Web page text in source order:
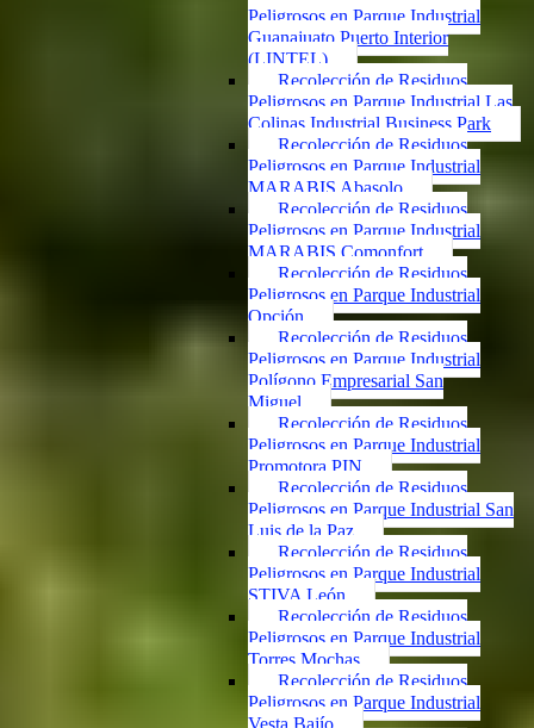
Peligrosos en Parque Industrial
Guanajuato Puerto Interior
(LINTEL)
Recolección de Residuos
Peligrosos en Parque Industrial Las
Colinas Industrial Business Park
Recolección de Residuos
Peligrosos en Parque Industrial
MARABIS Abasolo
Recolección de Residuos
Peligrosos en Parque Industrial
MARABIS Comonfort
Recolección de Residuos
Peligrosos en Parque Industrial
Opción
Recolección de Residuos
Peligrosos en Parque Industrial
Polígono Empresarial San
Miguel
Recolección de Residuos
Peligrosos en Parque Industrial
Promotora PIN
Recolección de Residuos
Peligrosos en Parque Industrial San
Luis de la Paz
Recolección de Residuos
Peligrosos en Parque Industrial
STIVA León
Recolección de Residuos
Peligrosos en Parque Industrial
Torres Mochas
Recolección de Residuos
Peligrosos en Parque Industrial
Vesta Bajío